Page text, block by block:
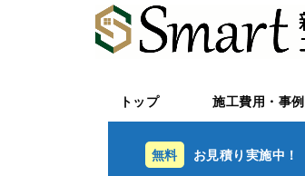
トップ 施工費用・事例
お見積り実施中！